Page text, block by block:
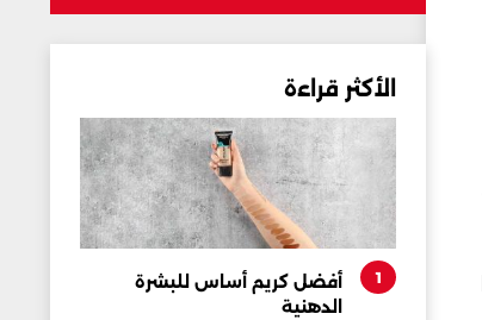
الأكثر قراءة
1
أفضل كريم أساس للبشرة
الدهنية